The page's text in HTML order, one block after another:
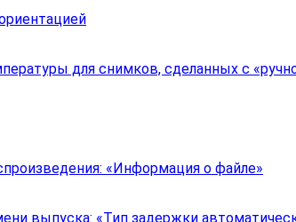
для снимков, сделанных с
«Информация о файле»
выпуска: «Тип задержки